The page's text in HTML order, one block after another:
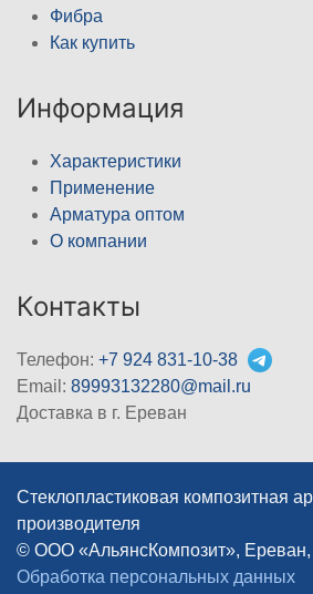
Фибра
Как купить
Информация
Характеристики
Применение
Арматура оптом
О компании
Контакты
Телефон: +7 924 831-10-38
Email: 89993132280@mail.ru
Доставка в г. Ереван
Стеклопластиковая композитная
производителя
© ООО «АльянсКомпозит»,
Обработка персональных данных